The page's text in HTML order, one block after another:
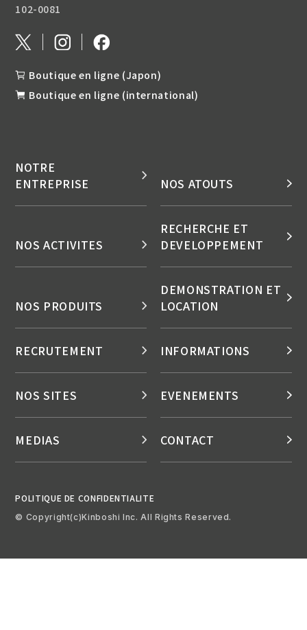
102-0081
Boutique en ligne (Japon)
Boutique en ligne (international)
NOTRE
ENTREPRISE
NOS ATOUTS
NOS ACTIVITES
RECHERCHE ET
DEVELOPPEMENT
NOS PRODUITS
DEMONSTRATION ET
LOCATION
RECRUTEMENT INFORMATIONS
NOS SITES EVENEMENTS
MEDIAS CONTACT
POLITIQUE DE CONFIDENTIALITE
© Copyright(c)Kinboshi Inc. All Rights Reserved.